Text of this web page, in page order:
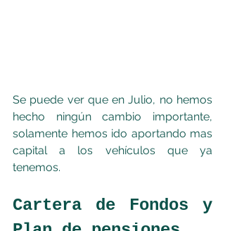
Se puede ver que en Julio, no hemos
hecho ningún cambio importante,
solamente hemos ido aportando mas
capital a los vehículos que ya
tenemos.
Cartera de Fondos y